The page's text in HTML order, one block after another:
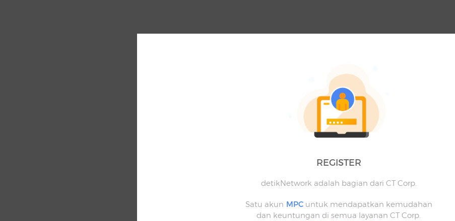
REGISTER
detikNetwork adalah bagian dari CT Corp.
Satu akun MPCuntuk mendapatkan kemudahan
dan keuntungan di semua layanan CT Corp.